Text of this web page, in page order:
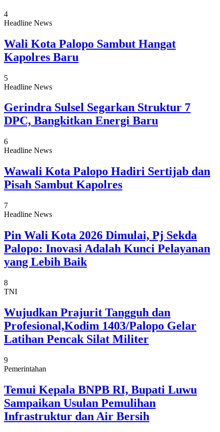
4
Headline News
Wali Kota Palopo Sambut Hangat
Kapolres Baru
5
Headline News
Gerindra Sulsel Segarkan Struktur 7
DPC, Bangkitkan Energi Baru
6
Headline News
Wawali Kota Palopo Hadiri Sertijab dan
Pisah Sambut Kapolres
7
Headline News
Pin Wali Kota 2026 Dimulai, Pj Sekda
Palopo: Inovasi Adalah Kunci Pelayanan
yang Lebih Baik
8
TNI
Wujudkan Prajurit Tangguh dan
Profesional,Kodim 1403/Palopo Gelar
Latihan Pencak Silat Militer
9
Pemerintahan
Temui Kepala BNPB RI, Bupati Luwu
Sampaikan Usulan Pemulihan
Infrastruktur dan Air Bersih